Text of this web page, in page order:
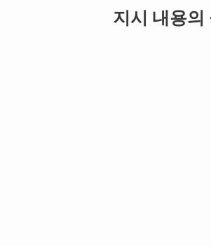
지시 내용의